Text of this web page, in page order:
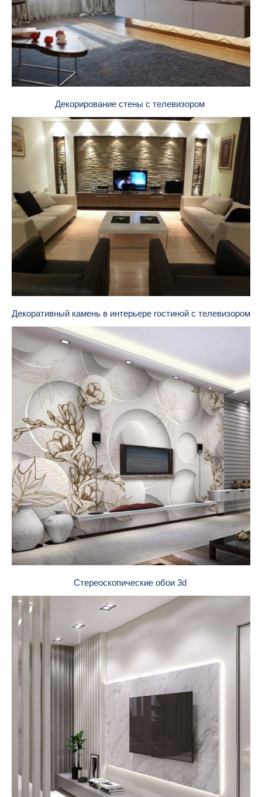
Декорирование стены с телевизором
Декоративный камень в интерьере гостиной с телевизором
Стереоскопические обои 3d